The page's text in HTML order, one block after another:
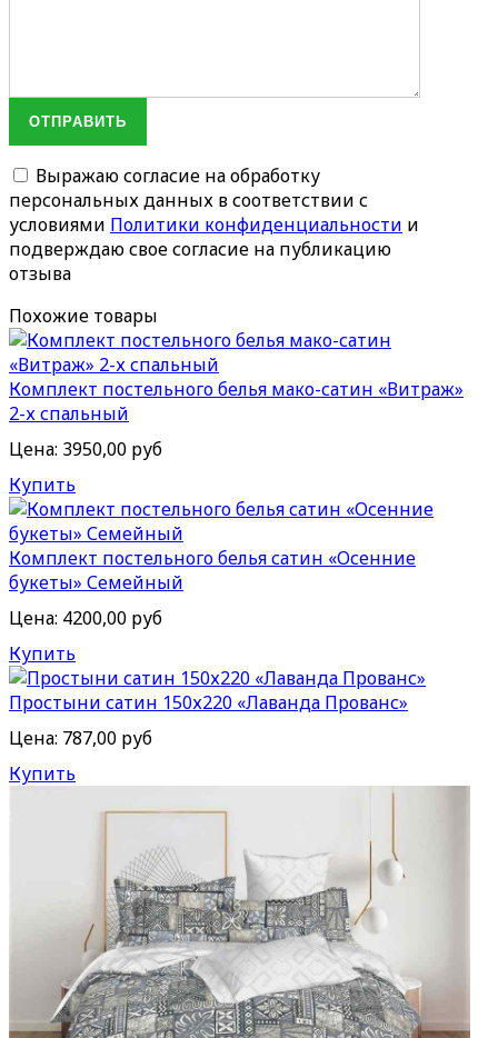
ОТПРАВИТЬ
Выражаю согласие на обработку
персональных данных в соответствии с
условиями Политики конфиденциальности и
подверждаю свое согласие на публикацию
отзыва
Похожие товары
Комплект постельного белья мако-сатин «Витраж»
2-х спальный
Цена: 3950,00 руб
Купить
Комплект постельного белья сатин «Осенние
букеты» Семейный
Цена: 4200,00 руб
Купить
Простыни сатин 150х220 «Лаванда Прованс»
Цена: 787,00 руб
Купить